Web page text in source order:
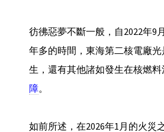
彷彿惡夢不斷一般，自2022年9
年多的時間，東海第二核電廠
生，還有其他諸如發生在核燃
障。
如前所述，在2026年1月的火災